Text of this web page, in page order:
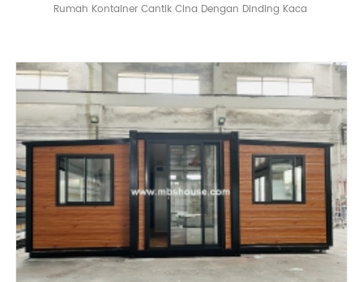
Rumah Kontainer Cantik Cina Dengan Dinding Kaca